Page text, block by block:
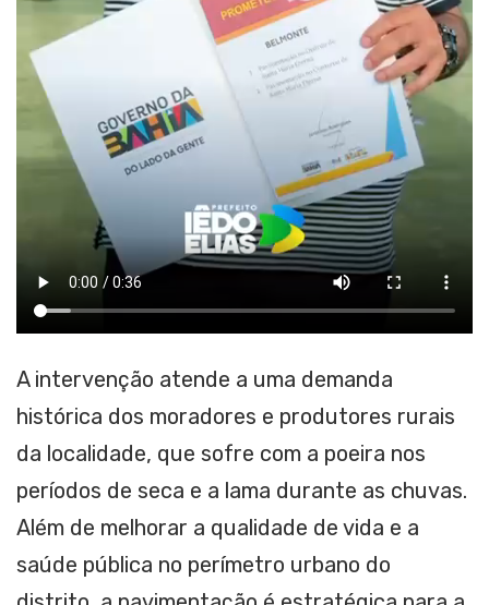
A intervenção atende a uma demanda
histórica dos moradores e produtores rurais
da localidade, que sofre com a poeira nos
períodos de seca e a lama durante as chuvas.
Além de melhorar a qualidade de vida e a
saúde pública no perímetro urbano do